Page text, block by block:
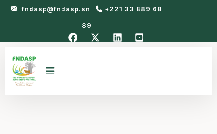
fndasp@fndasp.sn +221 33 889 68
89